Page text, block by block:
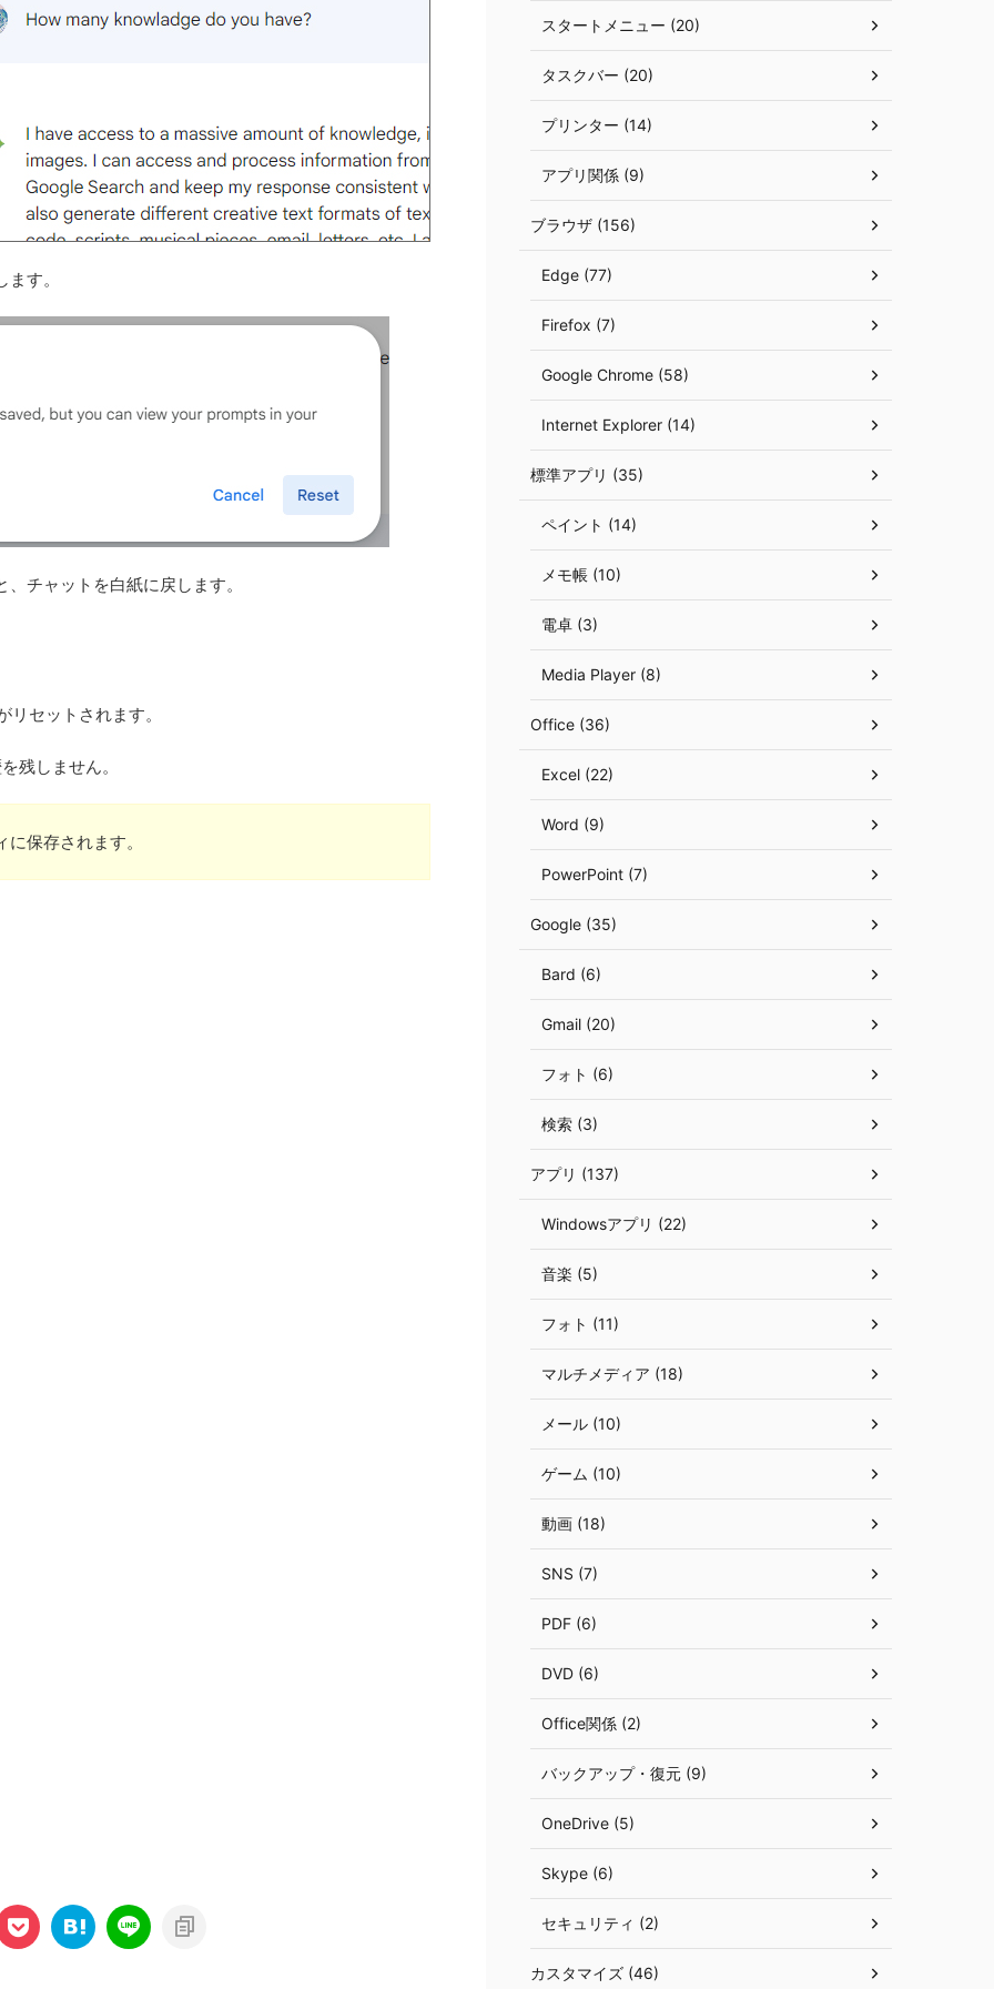
す。
チャットを白紙に戻します。
セットされます。
残しません。
保存されます。
スタートメニュー (20)
タスクバー (20)
プリンター (14)
アプリ関係 (9)
ブラウザ (156)
Edge (77)
Firefox (7)
Google Chrome (58)
Internet Explorer (14)
標準アプリ (35)
ペイント (14)
メモ帳 (10)
電卓 (3)
Media Player (8)
Office (36)
Excel (22)
Word (9)
PowerPoint (7)
Google (35)
Bard (6)
Gmail (20)
フォト (6)
検索 (3)
アプリ (137)
Windowsアプリ (22)
音楽 (5)
フォト (11)
マルチメディア (18)
メール (10)
ゲーム (10)
動画 (18)
SNS (7)
PDF (6)
DVD (6)
Office関係 (2)
バックアップ・復元 (9)
OneDrive (5)
Skype (6)
セキュリティ (2)
カスタマイズ (46)